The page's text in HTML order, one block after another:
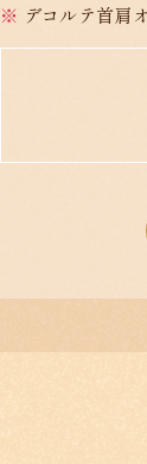
デコルテ首肩